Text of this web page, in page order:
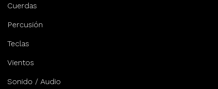
Cuerdas
Percusión
Teclas
Vientos
Sonido / Audio